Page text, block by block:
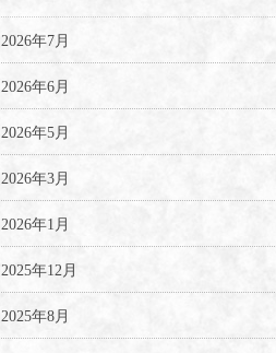
2026年7月
2026年6月
2026年5月
2026年3月
2026年1月
2025年12月
2025年8月